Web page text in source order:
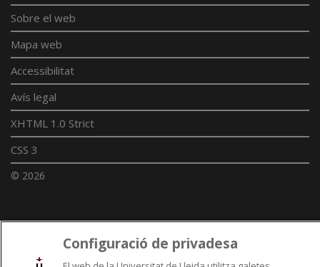
Sobre el web
Mapa web
Accessibilitat
Avís legal
XHTML 1.0 Strict
CSS 3
© 2026
Xarxes universitàries
Configuració de privadesa